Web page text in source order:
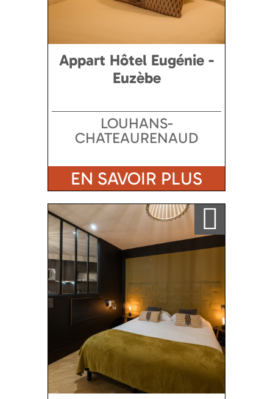
Appart Hôtel Eugénie -
Euzèbe
LOUHANS-
CHATEAURENAUD
EN SAVOIR PLUS
Ajouter a ma sélection